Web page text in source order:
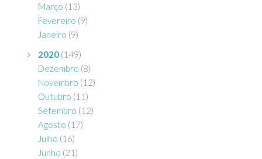
Março (13)
Fevereiro (9)
Janeiro (9)
2020 (149)
Dezembro (8)
Novembro (12)
Outubro (11)
Setembro (12)
Agosto (17)
Julho (16)
Junho (21)